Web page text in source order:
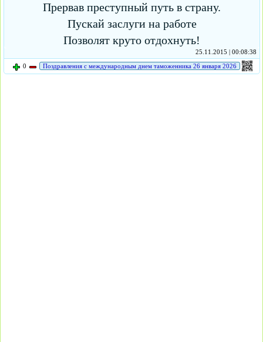
Прервав преступный путь в страну.
Пускай заслуги на работе
Позволят круто отдохнуть!
25.11.2015 | 00:08:38
0
Поздравления с международным днем таможенника 26 января 2026